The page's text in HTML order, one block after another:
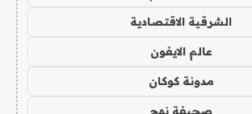
الشرقية الاقتصادية
عالم الايفون
مدونة كوكان
صحيفة نهج